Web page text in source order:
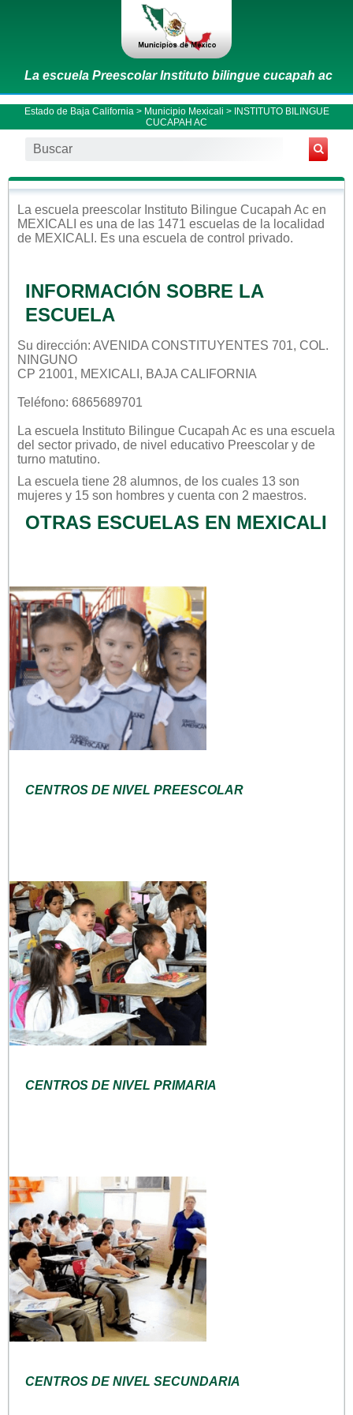
La escuela Preescolar Instituto bilingue cucapah ac
Estado de Baja California > Municipio Mexicali > INSTITUTO BILINGUE
CUCAPAH AC
La escuela preescolar Instituto Bilingue Cucapah Ac en
MEXICALI es una de las 1471 escuelas de la localidad
de MEXICALI . Es una escuela de control privado.
INFORMACIÓN SOBRE LA
ESCUELA
Su dirección: AVENIDA CONSTITUYENTES 701, COL.
NINGUNO
CP 21001, MEXICALI, BAJA CALIFORNIA
Teléfono: 6865689701
La escuela Instituto Bilingue Cucapah Ac es una escuela
del sector privado, de nivel educativo Preescolar y de
turno matutino.
La escuela tiene 28 alumnos, de los cuales 13 son
mujeres y 15 son hombres y cuenta con 2 maestros.
OTRAS ESCUELAS EN MEXICALI
CENTROS DE NIVEL PREESCOLAR
CENTROS DE NIVEL PRIMARIA
CENTROS DE NIVEL SECUNDARIA